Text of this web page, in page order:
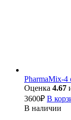
PharmaMix-4
Оценка 4.67
3600₽ В
В наличии